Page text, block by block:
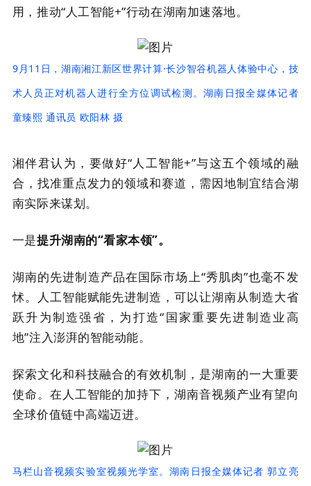
用，推动“人工智能+”行动在湖南加速落地。
9月11日，湖南湘江新区世界计算·长沙智谷机器人体验中心，技
术人员正对机器人进行全方位调试检测。湖南日报全媒体记者
童臻熙 通讯员 欧阳林 摄
湘伴君认为，要做好“人工智能+”与这五个领域的融
合，找准重点发力的领域和赛道，需因地制宜结合湖
南实际来谋划。
一是提升湖南的“看家本领”。
湖南的先进制造产品在国际市场上“秀肌肉”也毫不发
怵。人工智能赋能先进制造，可以让湖南从制造大省
跃升为制造强省，为打造“国家重要先进制造业高
地”注入澎湃的智能动能。
探索文化和科技融合的有效机制，是湖南的一大重要
使命。在人工智能的加持下，湖南音视频产业有望向
全球价值链中高端迈进。
马栏山音视频实验室视频光学室。湖南日报全媒体记者 郭立亮